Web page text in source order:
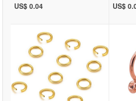
US$ 0.04 US$